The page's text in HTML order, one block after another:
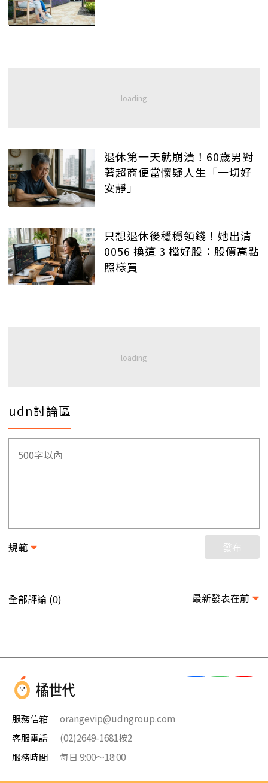
退休第一天就崩潰！60歲男對
著超商便當懷疑人生「一切好
安靜」
只想退休後穩穩領錢！她出清
0056 換這 3 檔好股：股價高點
照樣買
udn討論區
規範 發布
全部評論 (0) 最新發表在前
服務信箱
orangevip@udngroup.com
客服電話
(02)2649-1681按2
服務時間
每日 9:00～18:00